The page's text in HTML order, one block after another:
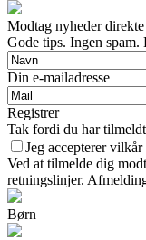
Modtag nyheder
Gode tips. Ingen spam.
Din e-mailadresse
Registrer
Tak fordi du har
Jeg accepterer
Ved at tilmelde dig
retningslinjer.
Børn